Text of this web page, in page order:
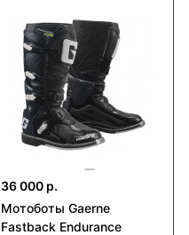
36 000 р.
Мотоботы Gaerne
Fastback Endurance